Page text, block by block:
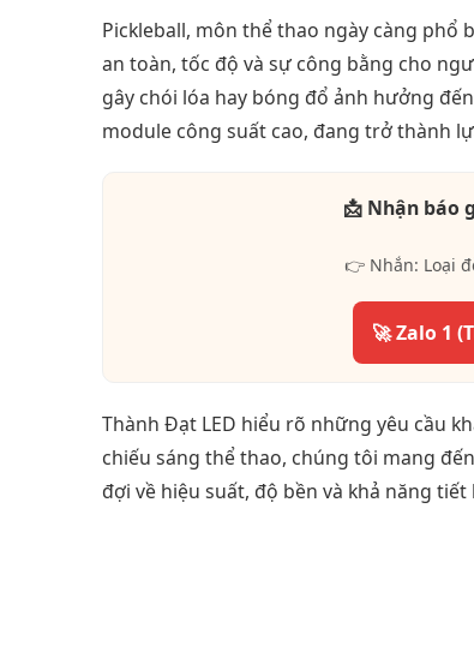
Pickleball, môn thể thao ngày càng
an toàn, tốc độ và sự công bằng cho
gây chói lóa hay bóng đổ ảnh hưởng
module công suất cao, đang trở thành
📩 Nhận báo
👉 Nhắn: Loại
🚀 Zalo 1
Thành Đạt LED hiểu rõ những yêu cầu
chiếu sáng thể thao, chúng tôi mang
đợi về hiệu suất, độ bền và khả năng